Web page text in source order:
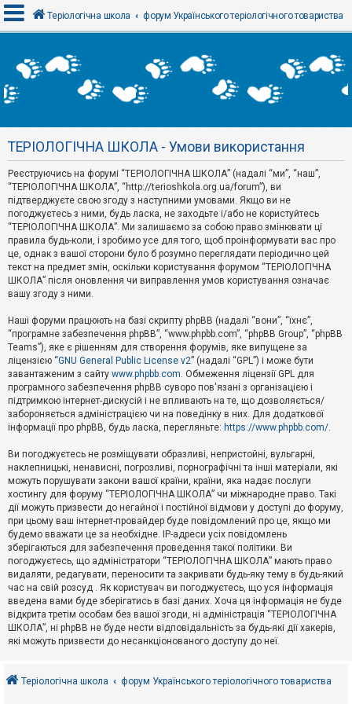
х
і
Р
є
с
т
р
а
ц
я
Т
м
и
б
е
з
в
і
д
п
о
в
д
й
А
к
т
и
в
н
т
е
м
и
о
Теріологічна школа форум Українського теріологічного товариства
ТЕРІОЛОГІЧНА ШКОЛА - Умови використання
Реєструючись на форумі “ТЕРІОЛОГІЧНА ШКОЛА” (надалі “ми”, “наш”,
“ТЕРІОЛОГІЧНА ШКОЛА”, “http://terioshkola.org.ua/forum”), ви
підтверджуєте свою згоду з наступними умовами. Якщо ви не
погоджуєтесь з ними, будь ласка, не заходьте і/або не користуйтесь
“ТЕРІОЛОГІЧНА ШКОЛА”. Ми залишаємо за собою право змінювати ці
правила будь-коли, і зробимо усе для того, щоб проінформувати вас про
це, однак з вашої сторони було б розумно переглядати періодично цей
текст на предмет змін, оскільки користування форумом “ТЕРІОЛОГІЧНА
ШКОЛА” після оновлення чи виправлення умов користування означає
вашу згоду з ними.
Наші форуми працюють на базі скрипту phpBB (надалі “вони”, “їхнє”,
“програмне забезпечення phpBB”, “www.phpbb.com”, “phpBB Group”, “phpBB
Teams”), яке є рішенням для створення форумів, яке випущене за
ліцензією “GNU General Public License v2” (надалі “GPL”) і може бути
завантаженим з сайту www.phpbb.com. Обмеження ліцензії GPL для
програмного забезпечення phpBB суворо пов'язані з організацією і
підтримкою інтернет-дискусій і не впливають на те, що дозволяється/
забороняється адміністрацією чи на поведінку в них. Для додаткової
інформації про phpBB, будь ласка, перегляньте: https://www.phpbb.com/.
Ви погоджуєтесь не розміщувати образливі, непристойні, вульгарні,
наклепницькі, ненависні, погрозливі, порнографічні та інші матеріали, які
можуть порушувати закони вашої країни, країни, яка надає послуги
хостингу для форуму “ТЕРІОЛОГІЧНА ШКОЛА” чи міжнародне право. Такі
дії можуть призвести до негайної і постійної відмови у доступі до форуму,
при цьому ваш інтернет-провайдер буде повідомлений про це, якщо ми
будемо вважати це за необхідне. IP-адреси усіх повідомлень
зберігаються для забезпечення проведення такої політики. Ви
погоджуєтесь, що адміністратори “ТЕРІОЛОГІЧНА ШКОЛА” мають право
видаляти, редагувати, переносити та закривати будь-яку тему в будь-який
час на свій розсуд . Як користувач ви погоджуєтесь, що уся інформація
введена вами буде зберігатись в базі даних. Хоча ця інформація не буде
відкрита третім особам без вашої згоди, ні адміністрація “ТЕРІОЛОГІЧНА
ШКОЛА”, ні phpBB не буде нести відповідальність за будь-які дії хакерів,
які можуть призвести до несанкціонованого доступу до неї.
Теріологічна школа форум Українського теріологічного товариства